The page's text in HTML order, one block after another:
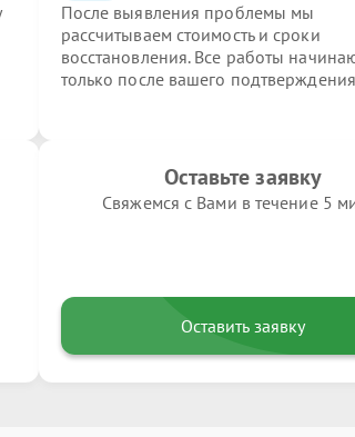
После выявления проблемы мы
рассчитываем стоимость и сроки
восстановления. Все работы
только после вашего
Оставьте заявку
Свяжемся с Вами в течение 5
Оставить заявку